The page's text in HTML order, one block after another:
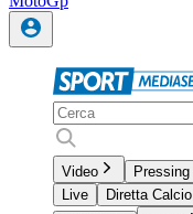
Video Pressing
Live
Diretta Calcio